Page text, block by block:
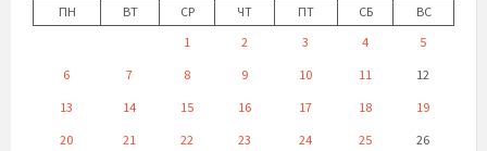
ПН
ВТ СР ЧТ ПТ СБ
ВС
1
2 3 4
5
6
7 8 9 10 11
12
13
14 15 16 17 18
19
20
21 22 23 24 25
26